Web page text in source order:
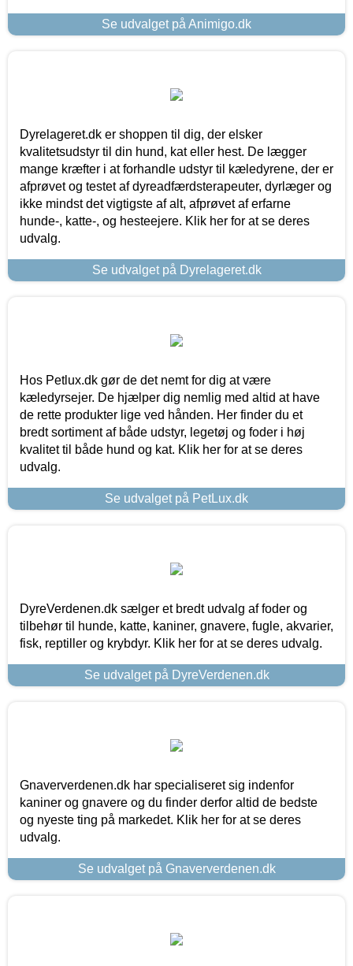
Se udvalget på Animigo.dk
Dyrelageret.dk er shoppen til dig, der elsker
kvalitetsudstyr til din hund, kat eller hest. De lægger
mange kræfter i at forhandle udstyr til kæledyrene, der er
afprøvet og testet af dyreadfærdsterapeuter, dyrlæger og
ikke mindst det vigtigste af alt, afprøvet af erfarne
hunde-, katte-, og hesteejere. Klik her for at se deres
udvalg.
Se udvalget på Dyrelageret.dk
Hos Petlux.dk gør de det nemt for dig at være
kæledyrsejer. De hjælper dig nemlig med altid at have
de rette produkter lige ved hånden. Her finder du et
bredt sortiment af både udstyr, legetøj og foder i høj
kvalitet til både hund og kat. Klik her for at se deres
udvalg.
Se udvalget på PetLux.dk
DyreVerdenen.dk sælger et bredt udvalg af foder og
tilbehør til hunde, katte, kaniner, gnavere, fugle, akvarier,
fisk, reptiller og krybdyr. Klik her for at se deres udvalg.
Se udvalget på DyreVerdenen.dk
Gnaververdenen.dk har specialiseret sig indenfor
kaniner og gnavere og du finder derfor altid de bedste
og nyeste ting på markedet. Klik her for at se deres
udvalg.
Se udvalget på Gnaververdenen.dk